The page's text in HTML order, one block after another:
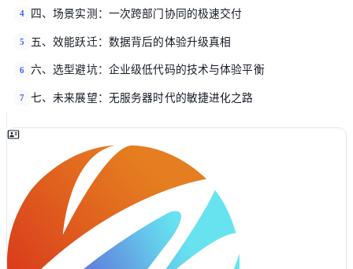
4 四、场景实测：一次跨部门协同的极速交付
5 五、效能跃迁：数据背后的体验升级真相
6 六、选型避坑：企业级低代码的技术与体验平衡
7 七、未来展望：无服务器时代的敏捷进化之路